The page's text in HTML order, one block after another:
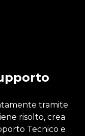
tramite
risolto, crea
Tecnico e